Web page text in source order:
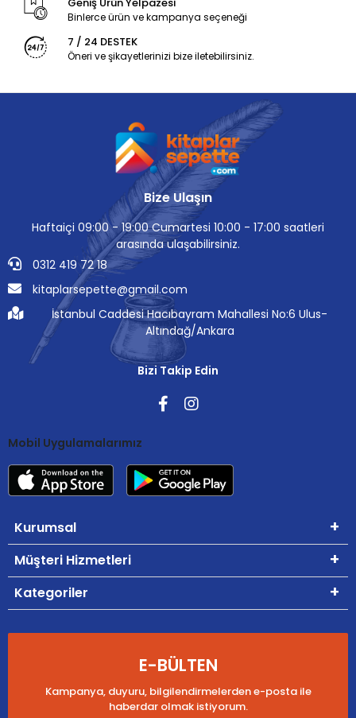
Binlerce ürün ve kampanya seçeneği
7 / 24 DESTEK
Öneri ve şikayetlerinizi bize iletebilirsiniz.
Bize Ulaşın
Haftaiçi 09:00 - 19:00 Cumartesi 10:00 - 17:00 saatleri
arasında ulaşabilirsiniz.
0312 419 72 18
kitaplarsepette@gmail.com
İstanbul Caddesi Hacıbayram Mahallesi No:6 Ulus-
Altındağ/Ankara
Bizi Takip Edin
Mobil Uygulamalarımız
Kurumsal
Müşteri Hizmetleri
Kategoriler
E-BÜLTEN
Kampanya, duyuru, bilgilendirmelerden e-posta ile
haberdar olmak istiyorum.